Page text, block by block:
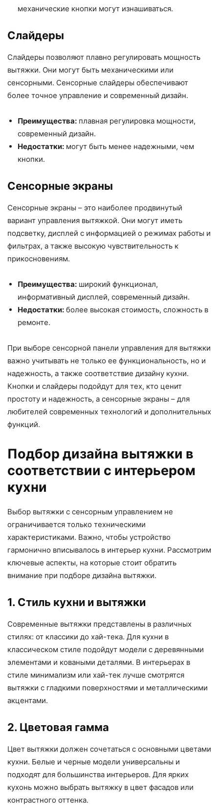
механические кнопки могут изнашиваться.
Слайдеры
Слайдеры позволяют плавно регулировать мощность
вытяжки. Они могут быть механическими или
сенсорными. Сенсорные слайдеры обеспечивают
более точное управление и современный дизайн.
Преимущества: плавная регулировка мощности,
современный дизайн.
Недостатки: могут быть менее надежными, чем
кнопки.
Сенсорные экраны
Сенсорные экраны – это наиболее продвинутый
вариант управления вытяжкой. Они могут иметь
подсветку, дисплей с информацией о режимах работы и
фильтрах, а также высокую чувствительность к
прикосновениям.
Преимущества: широкий функционал,
информативный дисплей, современный дизайн.
Недостатки: более высокая стоимость, сложность в
ремонте.
При выборе сенсорной панели управления для вытяжки
важно учитывать не только ее функциональность, но и
надежность, а также соответствие дизайну кухни.
Кнопки и слайдеры подойдут для тех, кто ценит
простоту и надежность, а сенсорные экраны – для
любителей современных технологий и дополнительных
функций.
Подбор дизайна вытяжки в
соответствии с интерьером
кухни
Выбор вытяжки с сенсорным управлением не
ограничивается только техническими
характеристиками. Важно, чтобы устройство
гармонично вписывалось в интерьер кухни. Рассмотрим
ключевые аспекты, на которые стоит обратить
внимание при подборе дизайна вытяжки.
1. Стиль кухни и вытяжки
Современные вытяжки представлены в различных
стилях: от классики до хай-тека. Для кухни в
классическом стиле подойдут модели с деревянными
элементами и коваными деталями. В интерьерах в
стиле минимализм или хай-тек лучше смотрятся
вытяжки с гладкими поверхностями и металлическими
акцентами.
2. Цветовая гамма
Цвет вытяжки должен сочетаться с основными цветами
кухни. Белые и черные модели универсальны и
подходят для большинства интерьеров. Для ярких
кухонь можно выбрать вытяжку в цвет фасадов или
контрастного оттенка.